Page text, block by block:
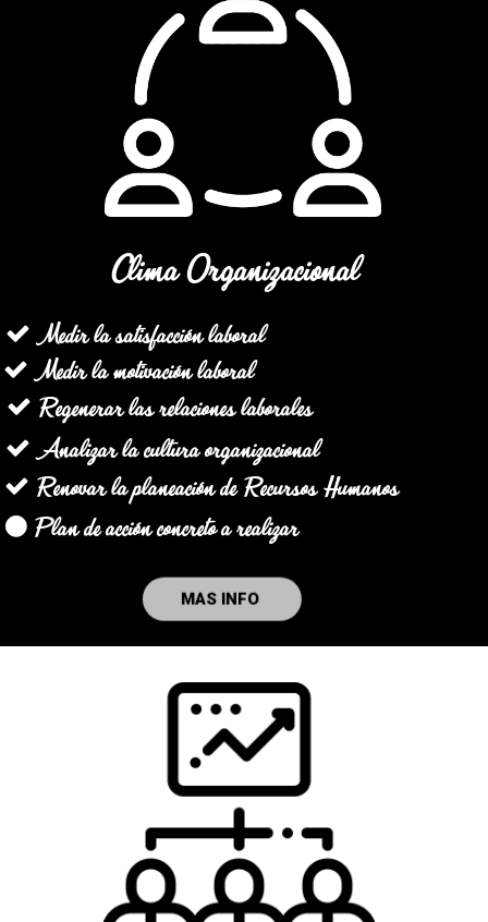
Clima Organizacional
Medir la satisfacción laboral
Medir la motivación laboral
Analizar la cultura organizacional
Plan de acción concreto a realizar
MAS INFO
Regenerar las relaciones laborales
Renovar la planeación de Recursos Humanos